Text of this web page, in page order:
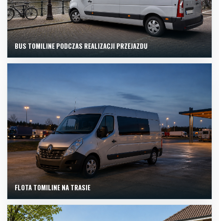
BUS TOMILINE PODCZAS REALIZACJI PRZEJAZDU
FLOTA TOMILINE NA TRASIE